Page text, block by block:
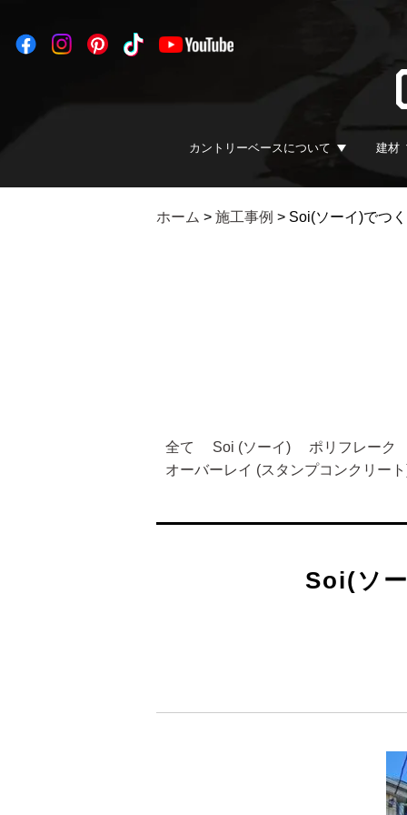
カントリーベースについて 建材
ホーム > 施工事例 > Soi(ソーイ)でつ
全て Soi (ソーイ)
ポリフレーク
オーバーレイ (スタンプコンクリー
Soi(ソ